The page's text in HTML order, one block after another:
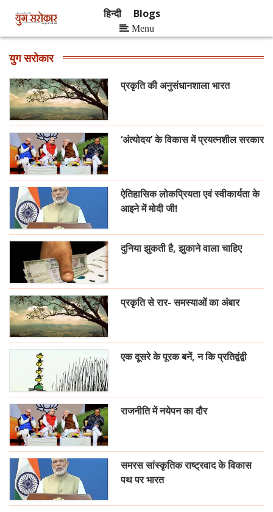
हिन्दी Blogs
Menu
युग सरोकार
प्रकृति की अनुसंधानशाला भारत
‘अंत्योदय’ के विकास में प्रयत्नशील सरकार
ऐतिहासिक लोकप्रियता एवं स्वीकार्यता के
आइने में मोदी जी!
दुनिया झुकती है, झुकाने वाला चाहिए
प्रकृति से रार- समस्याओं का अंबार
एक दूसरे के पूरक बनें, न कि प्रतिद्वंद्वी
राजनीति में नयेपन का दौर
समरस सांस्कृतिक राष्ट्रवाद के विकास
पथ पर भारत